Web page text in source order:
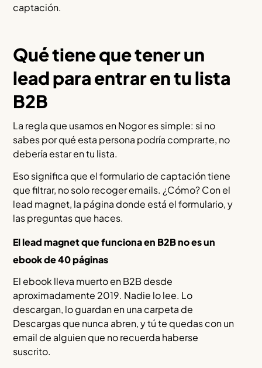
captación.
Qué tiene que tener un
lead para entrar en tu lista
B2B
La regla que usamos en Nogor es simple: si no
sabes por qué esta persona podría comprarte, no
debería estar en tu lista.
Eso significa que el formulario de captación tiene
que filtrar, no solo recoger emails. ¿Cómo? Con el
lead magnet, la página donde está el formulario, y
las preguntas que haces.
El lead magnet que funciona en B2B no es un
ebook de 40 páginas
El ebook lleva muerto en B2B desde
aproximadamente 2019. Nadie lo lee. Lo
descargan, lo guardan en una carpeta de
Descargas que nunca abren, y tú te quedas con un
email de alguien que no recuerda haberse
suscrito.